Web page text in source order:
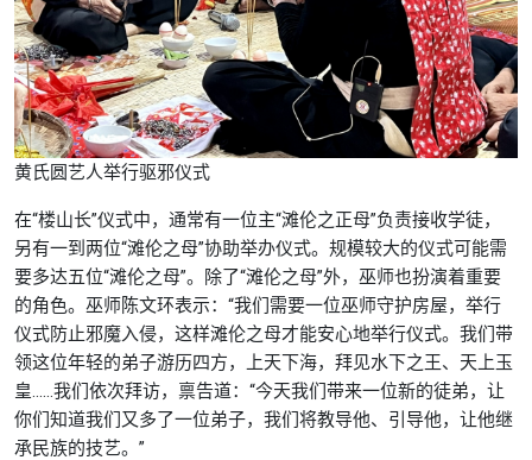
黄氏圆艺人举行驱邪仪式
在“楼山长”仪式中，通常有一位主“滩伦之正母”负责接收学徒，
另有一到两位“滩伦之母”协助举办仪式。规模较大的仪式可能需
要多达五位“滩伦之母”。除了“滩伦之母”外，巫师也扮演着重要
的角色。巫师陈文环表示：“我们需要一位巫师守护房屋，举行
仪式防止邪魔入侵，这样滩伦之母才能安心地举行仪式。我们带
领这位年轻的弟子游历四方，上天下海，拜见水下之王、天上玉
皇……我们依次拜访，禀告道：“今天我们带来一位新的徒弟，让
你们知道我们又多了一位弟子，我们将教导他、引导他，让他继
承民族的技艺。”